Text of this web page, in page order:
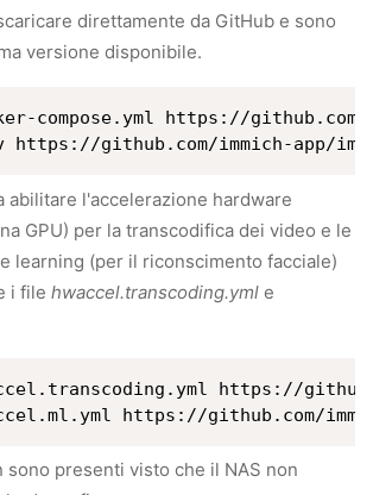
direttamente da GitHub e sono
versione disponibile.
compose.yml https://
abilitare l'accelerazione hardware
GPU) per la transcodifica dei video e le
learning (per il riconscimento facciale)
i file hwaccel.transcoding.yml e
https://
sono presenti visto che il NAS non